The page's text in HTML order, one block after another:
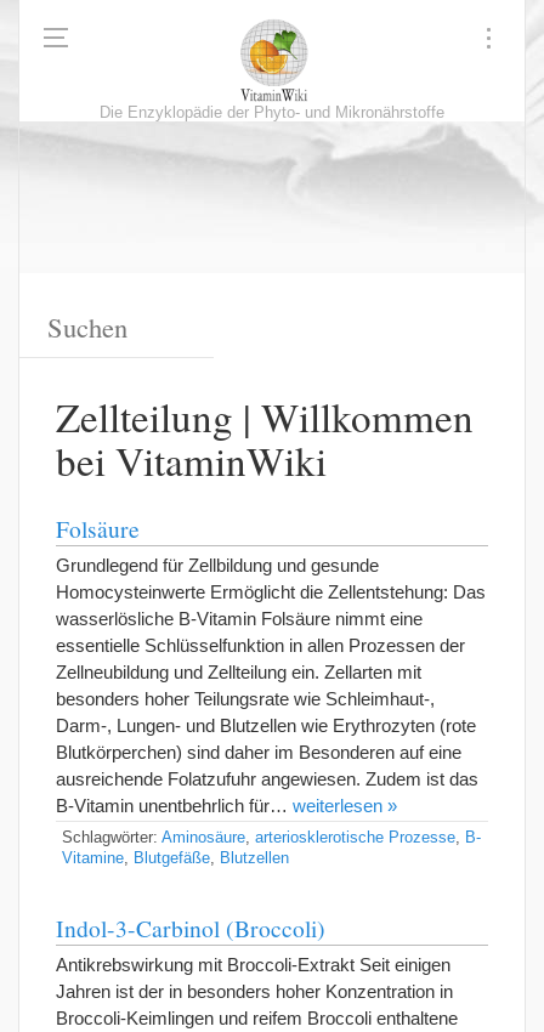
Die Enzyklopädie der Phyto- und Mikronährstoffe
Zellteilung | Willkommen
bei VitaminWiki
Folsäure
Grundlegend für Zellbildung und gesunde
Homocysteinwerte Ermöglicht die Zellentstehung: Das
wasserlösliche B-Vitamin Folsäure nimmt eine
essentielle Schlüsselfunktion in allen Prozessen der
Zellneubildung und Zellteilung ein. Zellarten mit
besonders hoher Teilungsrate wie Schleimhaut-,
Darm-, Lungen- und Blutzellen wie Erythrozyten (rote
Blutkörperchen) sind daher im Besonderen auf eine
ausreichende Folatzufuhr angewiesen. Zudem ist das
B-Vitamin unentbehrlich für… weiterlesen »
Schlagwörter: Aminosäure arteriosklerotische Prozesse
B-
Vitamine
Blutgefäße Blutzellen
Indol-3-Carbinol (Broccoli)
Antikrebswirkung mit Broccoli-Extrakt Seit einigen
Jahren ist der in besonders hoher Konzentration in
Broccoli-Keimlingen und reifem Broccoli enthaltene